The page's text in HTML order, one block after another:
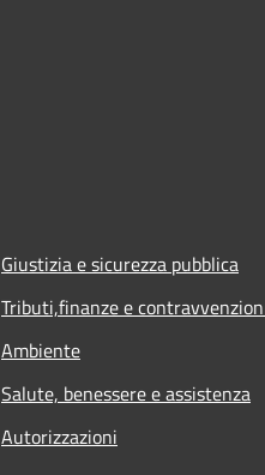
Giustizia e sicurezza pubblica
Tributi,finanze e
Ambiente
Salute, benessere e assistenza
Autorizzazioni